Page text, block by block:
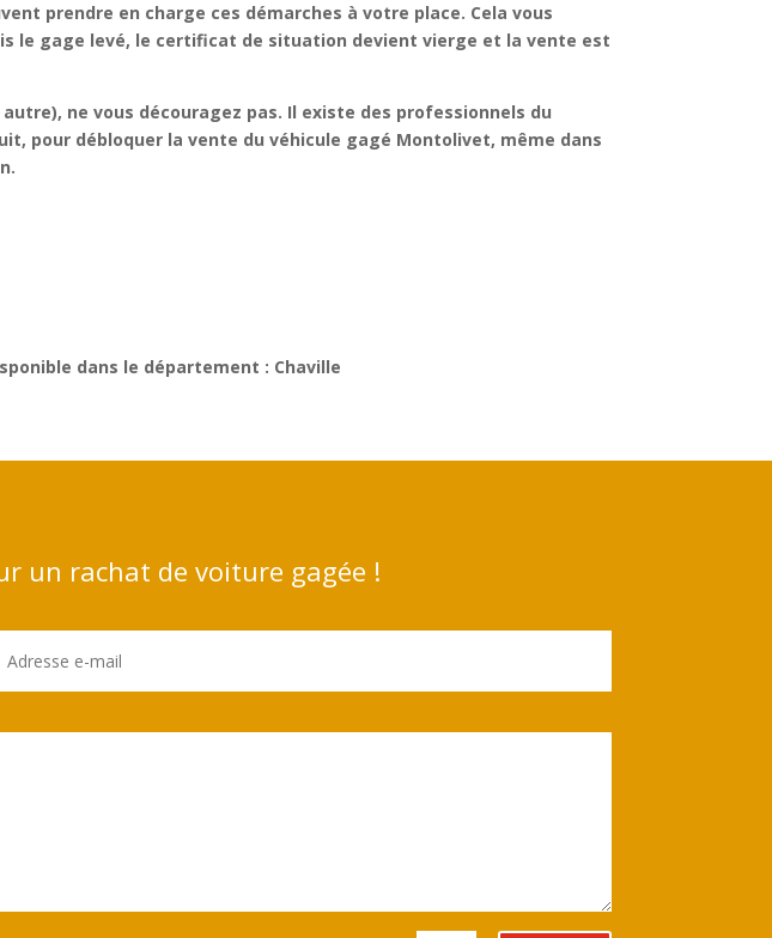
prendre en charge ces démarches à votre place. Cela vous
le gage levé, le certificat de situation devient vierge et la vente est
ne vous découragez pas. Il existe des professionnels du
, pour débloquer la vente du véhicule gagé Montolivet, même dans
dans le département : Chaville
un rachat de voiture gagée !